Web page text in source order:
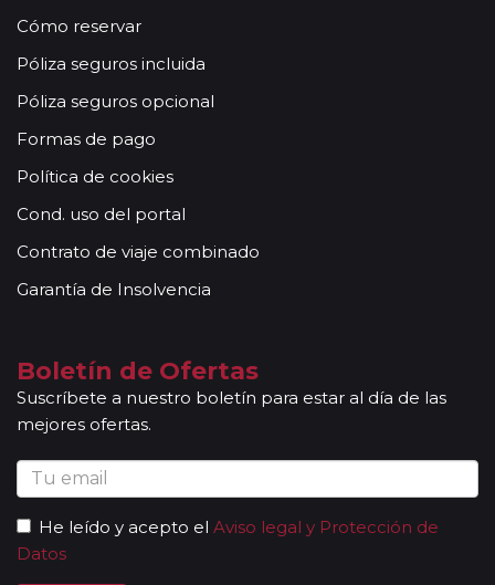
Cómo reservar
Póliza seguros incluida
Póliza seguros opcional
Formas de pago
Política de cookies
Cond. uso del portal
Contrato de viaje combinado
Garantía de Insolvencia
Boletín de Ofertas
Suscríbete a nuestro boletín para estar al día de las
mejores ofertas.
He leído y acepto el Aviso legal y Protección de
Datos